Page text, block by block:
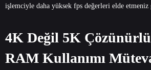
işlemciyle daha yüksek fps değerleri elde etmeniz
4K Değil 5K
RAM Kullanımı